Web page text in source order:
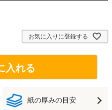
お気に入りに登録する
入れる
紙の厚みの目安